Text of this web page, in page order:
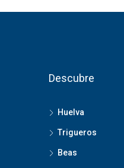
Descubre
Huelva
Trigueros
Beas